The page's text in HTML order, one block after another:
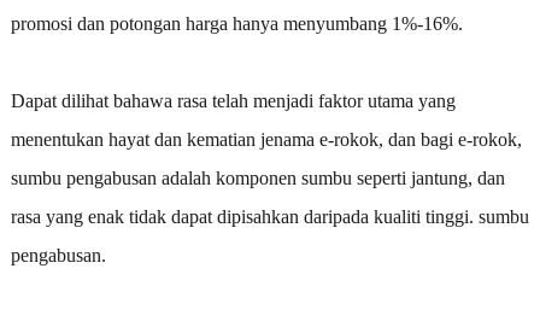
promosi dan potongan harga hanya menyumbang 1%-16%.
Dapat dilihat bahawa rasa telah menjadi faktor utama yang
menentukan hayat dan kematian jenama e-rokok, dan bagi e-rokok,
sumbu pengabusan adalah komponen sumbu seperti jantung, dan
rasa yang enak tidak dapat dipisahkan daripada kualiti tinggi. sumbu
pengabusan.